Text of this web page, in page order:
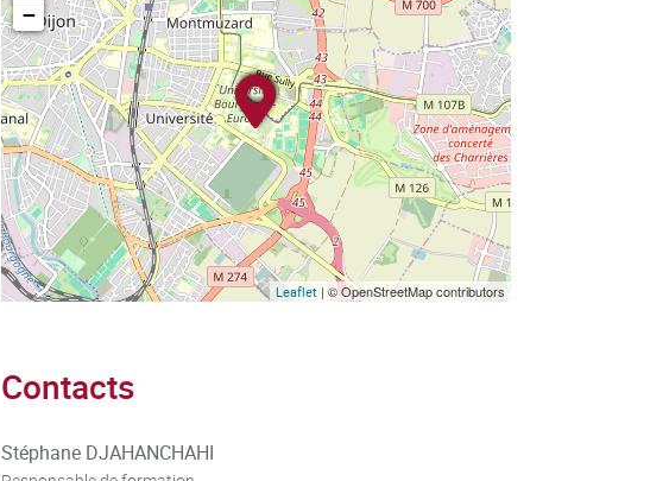
−
Leaflet | © OpenStreetMap contributors
Contacts
Stéphane DJAHANCHAHI